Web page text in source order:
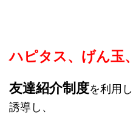
ハピタス、げん玉
友達紹介制度を利用
誘導し、